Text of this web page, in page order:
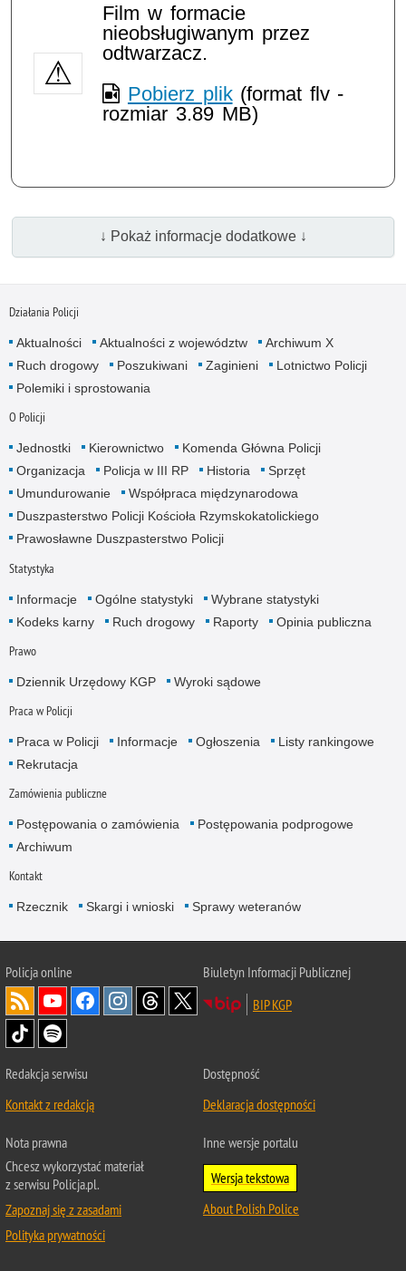
Film w formacie
nieobsługiwanym przez
odtwarzacz.
Pobierz plik(format flv -
rozmiar 3.89 MB)
↓ Pokaż informacje dodatkowe ↓
Działania Policji
Aktualności Aktualności z województw
Archiwum X
Ruch drogowy
Poszukiwani Zaginieni
Lotnictwo Policji
Polemiki i sprostowania
O Policji
Jednostki Kierownictwo
Komenda Główna Policji
Organizacja
Policja w III RP Historia
Sprzęt
Umundurowanie
Współpraca międzynarodowa
Duszpasterstwo Policji Kościoła Rzymskokatolickiego
Prawosławne Duszpasterstwo Policji
Statystyka
Informacje Ogólne statystyki
Wybrane statystyki
Kodeks karny
Ruch drogowy Raporty Opinia publiczna
Prawo
Dziennik Urzędowy KGP Wyroki sądowe
Praca w Policji
Praca w Policji Informacje Ogłoszenia
Listy rankingowe
Rekrutacja
Zamówienia publiczne
Postępowania o zamówienia
Postępowania podprogowe
Archiwum
Kontakt
Rzecznik Skargi i wnioski Sprawy weteranów
Policjaonline
Biuletyn Informacji Publicznej
BIP KGP
Redakcja serwisu
Kontakt z redakcją
Dostępność
Deklaracja dostępności
Nota prawna
Chcesz wykorzystać materiał
z serwisu Policja.pl.
Zapoznaj się z zasadami
Polityka prywatności
Inne wersje portalu
Wersja tekstowa
About Polish Police